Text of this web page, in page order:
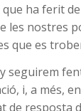
ha ferit
les nostres
que es
seguirem
i, a més,
de resposta